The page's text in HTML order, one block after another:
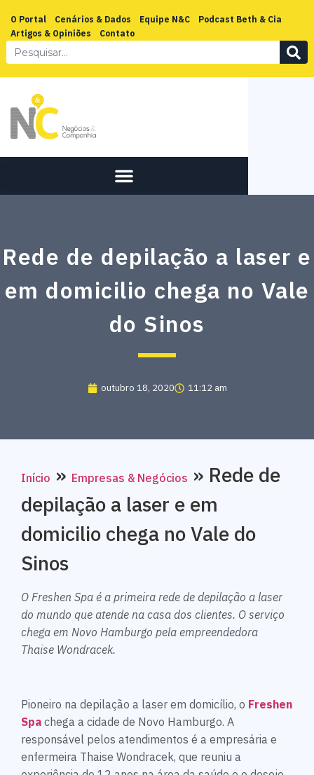
O Portal Cenários & Dados Equipe N&C
Podcast Beth & Cia
Artigos & Opiniões
Contato
Rede de depilação a laser e
em domicilio chega no Vale
do Sinos
outubro 18, 2020 11:12 am
Início » Empresas & Negócios » Rede de
depilação a laser e em
domicilio chega no Vale do
Sinos
O Freshen Spa é a primeira rede de depilação a laser
do mundo que atende na casa dos clientes. O serviço
chega em Novo Hamburgo pela empreendedora
Thaise Wondracek.
Pioneiro na depilação a laser em domicílio, o Freshen
Spa chega a cidade de Novo Hamburgo. A
responsável pelos atendimentos é a empresária e
enfermeira Thaise Wondracek, que reuniu a